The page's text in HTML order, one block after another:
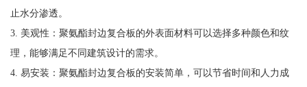
止水分渗透。
3. 美观性：聚氨酯封边复合板的外表面材料可以选择多种颜色和纹
理，能够满足不同建筑设计的需求。
4. 易安装：聚氨酯封边复合板的安装简单，可以节省时间和人力成